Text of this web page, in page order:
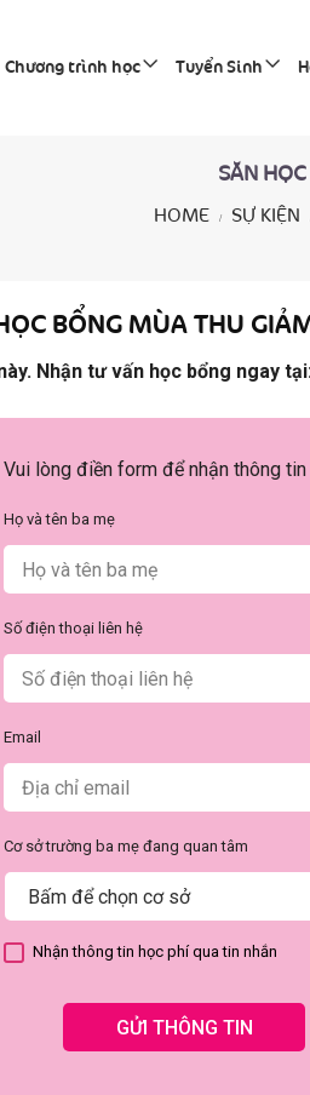
Chương trình học Tuyển Sinh
SĂN
HOME SỰ KIỆN
BỔNG MÙA THU
Nhận tư vấn học bổng ngay
Vui lòng điền form để nhận thông tin
Họ và tên ba mẹ
Số điện thoại liên hệ
Email
Cơ sở trường ba mẹ đang quan tâm
Nhận thông tin học phí qua tin nhắn